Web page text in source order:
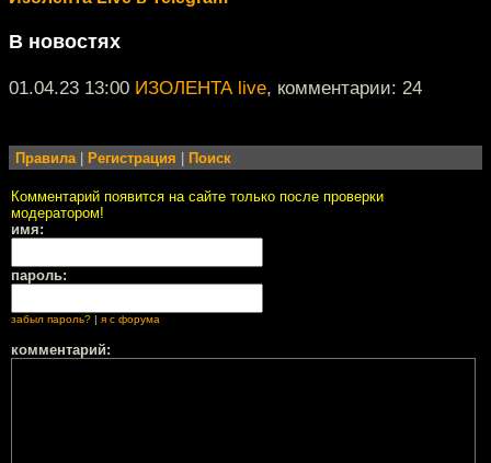
В новостях
01.04.23 13:00 ИЗОЛЕНТА live, комментарии: 24
Правила| Регистрация Поиск
Комментарий появится на сайте только после проверки
модератором!
имя:
пароль:
забыл пароль? я с форума
комментарий: